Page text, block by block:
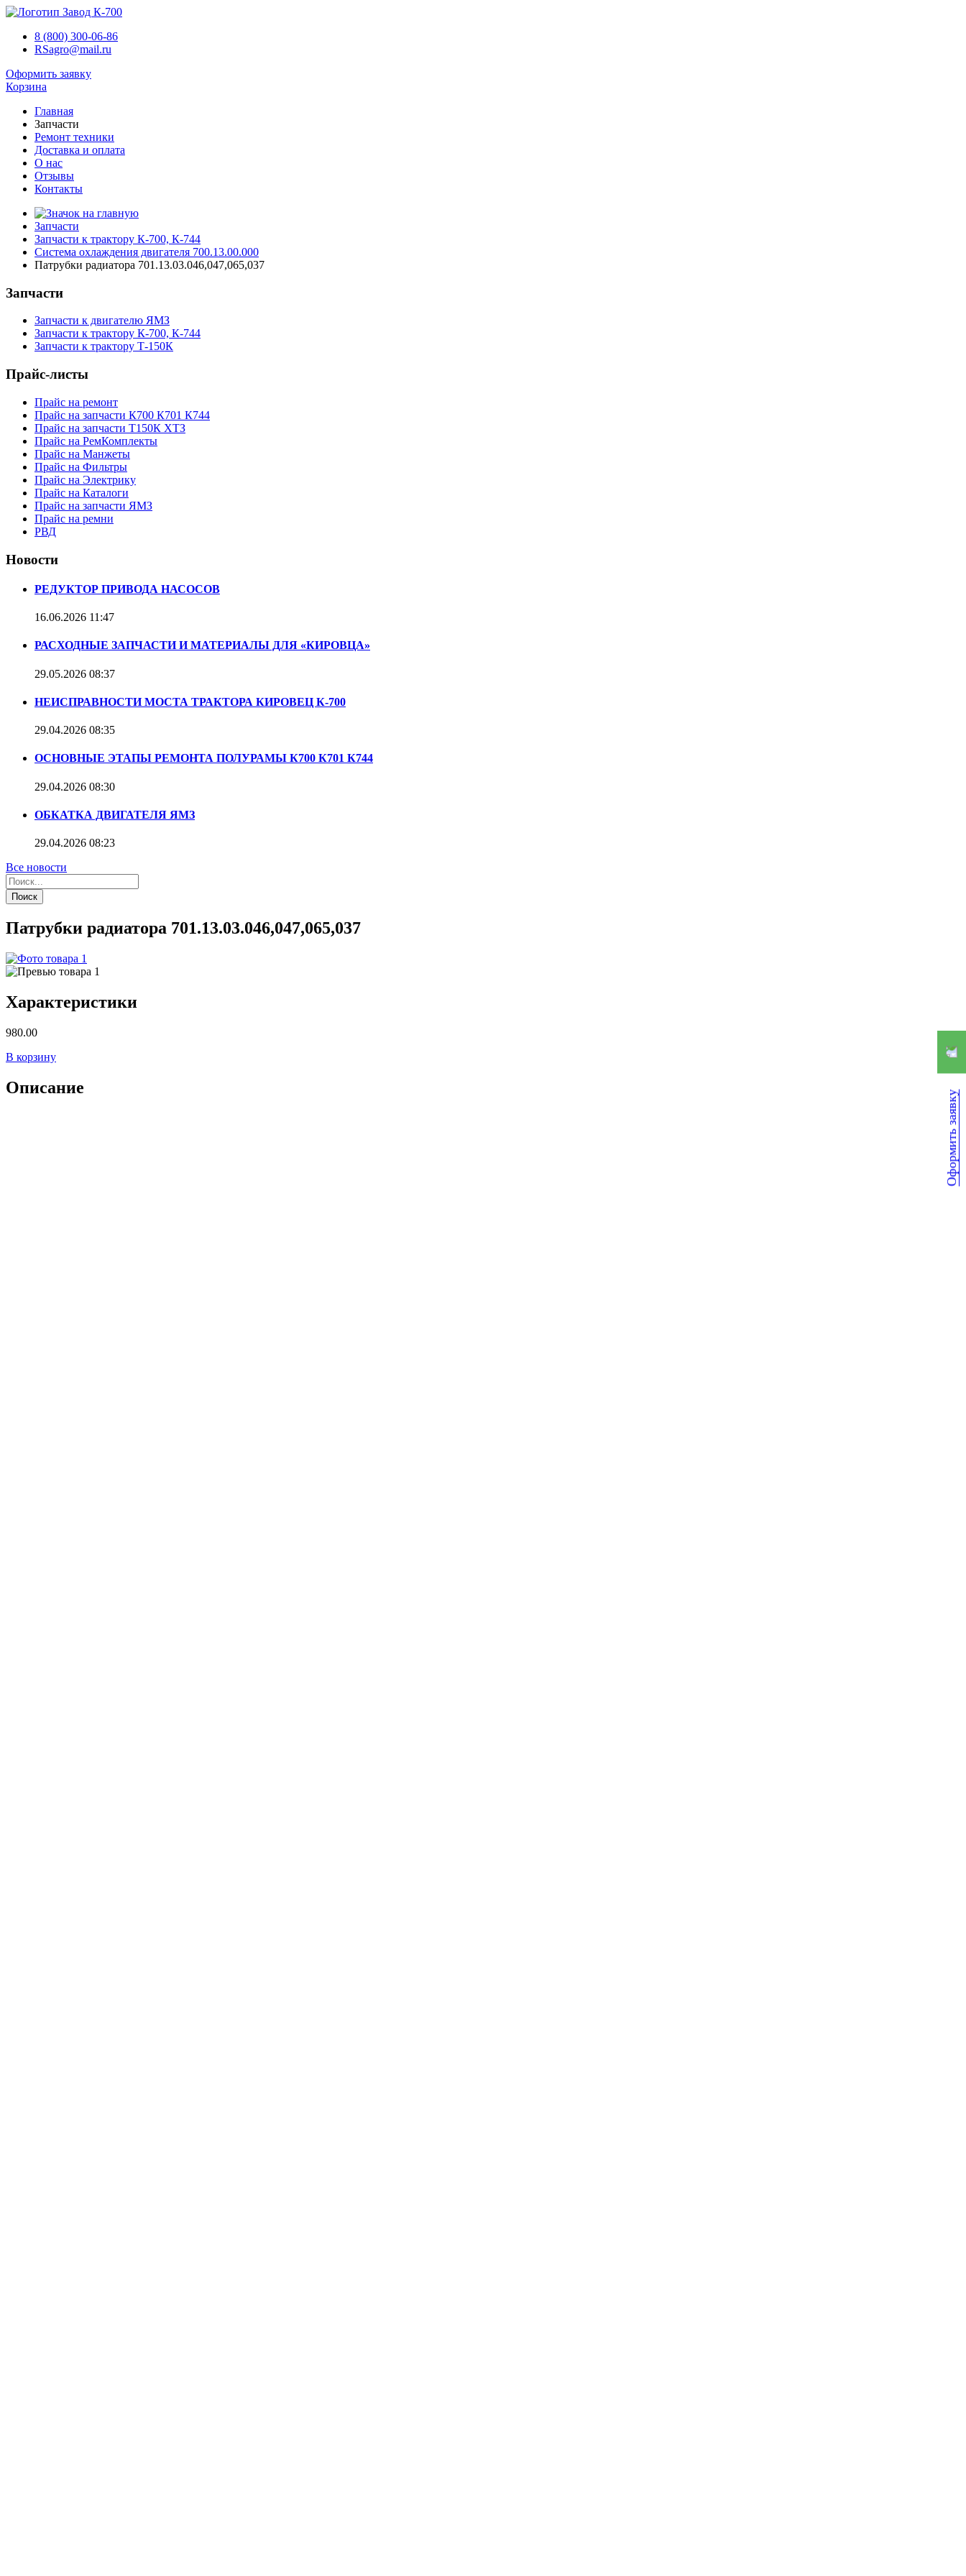
8 (800) 300-06-86
RSagro@mail.ru
Оформить заявку
Корзина
Главная
Запчасти
Ремонт техники
Доставка и оплата
О нас
Отзывы
Контакты
Запчасти
Запчасти к трактору К-700, К-744
Система охлаждения двигателя 700.13.00.000
Патрубки радиатора 701.13.03.046,047,065,037
Запчасти
Запчасти к двигателю ЯМЗ
Запчасти к трактору К-700, К-744
Запчасти к трактору Т-150К
Прайс-листы
Прайс на ремонт
Прайс на запчасти К700 К701 К744
Прайс на запчасти Т150К ХТЗ
Прайс на РемКомплекты
Прайс на Манжеты
Прайс на Фильтры
Прайс на Электрику
Прайс на Каталоги
Прайс на запчасти ЯМЗ
Прайс на ремни
РВД
Новости
РЕДУКТОР ПРИВОДА НАСОСОВ
16.06.2026 11:47
РАСХОДНЫЕ ЗАПЧАСТИ И МАТЕРИАЛЫ ДЛЯ «КИРОВЦА»
29.05.2026 08:37
НЕИСПРАВНОСТИ МОСТА ТРАКТОРА КИРОВЕЦ К-700
29.04.2026 08:35
ОСНОВНЫЕ ЭТАПЫ РЕМОНТА ПОЛУРАМЫ К700 К701 К744
29.04.2026 08:30
ОБКАТКА ДВИГАТЕЛЯ ЯМЗ
29.04.2026 08:23
Все новости
Поиск
Патрубки радиатора 701.13.03.046,047,065,037
Характеристики
980.00
В корзину
Описание
Оформить заявку